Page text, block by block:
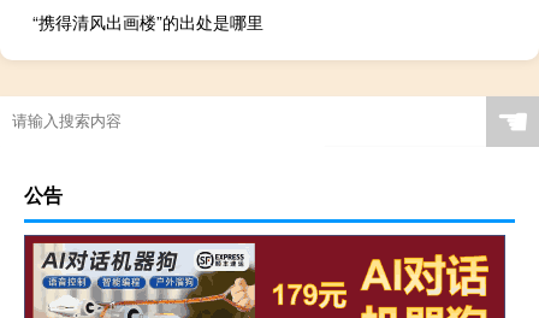
“携得清风出画楼”的出处是哪里
☚
公告